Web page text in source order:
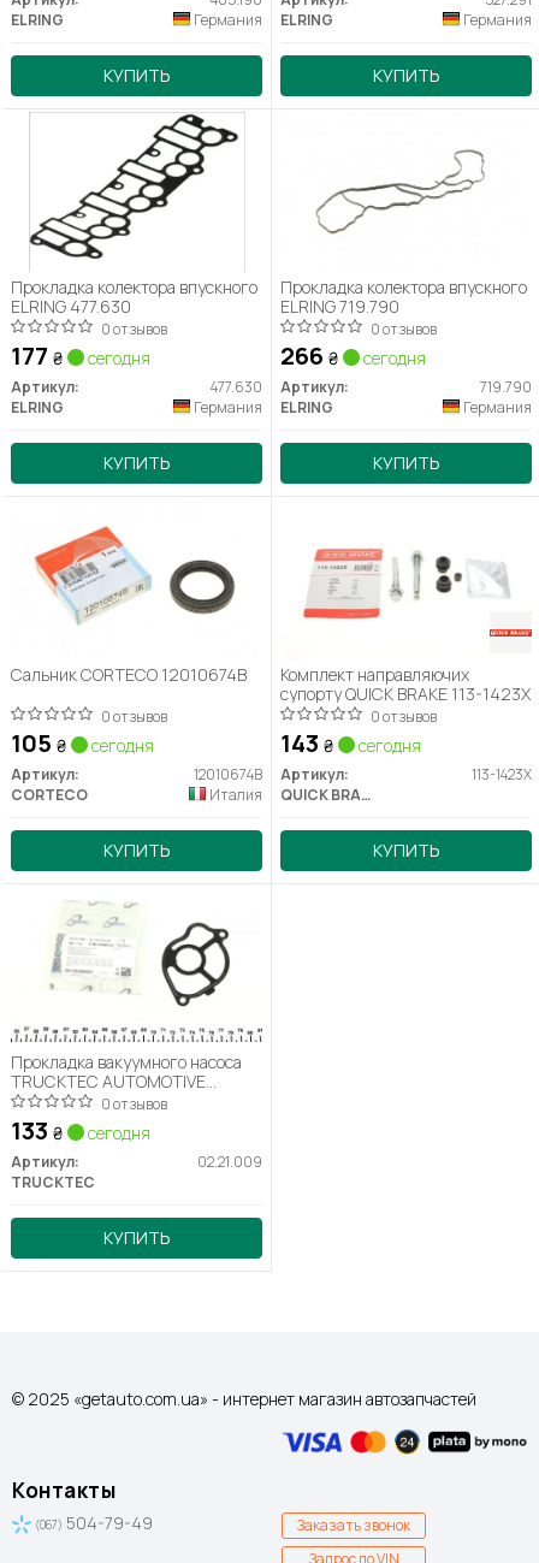
ELRING
Германия
КУПИТЬ
ELRING
Германия
КУПИТЬ
Прокладка колектора впускного
ELRING 477.630
0 отзывов
177 ₴ сегодня
Артикул:
477.630
ELRING
Германия
КУПИТЬ
Прокладка колектора впускного
ELRING 719.790
0 отзывов
266 ₴ сегодня
Артикул:
719.790
ELRING
Германия
КУПИТЬ
Сальник CORTECO 12010674B
0 отзывов
105 ₴ сегодня
Артикул:
12010674B
CORTECO
Италия
КУПИТЬ
Комплект направляючих
супорту QUICK BRAKE 113-1423X
0 отзывов
143 ₴ сегодня
Артикул:
113-1423X
QUICK BRAKE
КУПИТЬ
Прокладка вакуумного насоса
TRUCKTEC AUTOMOTIVE
02.21.009
0 отзывов
133 ₴ сегодня
Артикул:
02.21.009
TRUCKTEC
КУПИТЬ
© 2025 «getauto.com.ua» - интернет магазин автозапчастей
Контакты
(067) 504-79-49
Заказать звонок